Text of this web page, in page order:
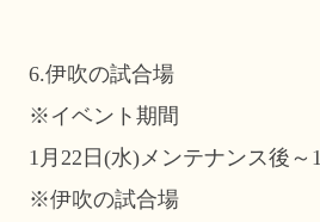
6.伊吹の試合場
※イベント期間
1月22日(水)メンテナンス後～
※伊吹の試合場